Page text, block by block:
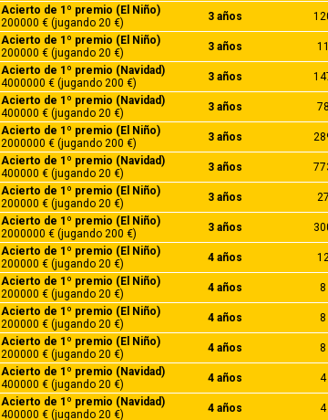
Acierto de 1º premio (El Niño)
200000 € (jugando 20 €)
3 años
Acierto de 1º premio (El Niño)
200000 € (jugando 20 €)
3 años 11
Acierto de 1º premio (Navidad)
4000000 € (jugando 200 €)
3 años
Acierto de 1º premio (Navidad)
400000 € (jugando 20 €)
3 años 78
Acierto de 1º premio (El Niño)
2000000 € (jugando 200 €)
3 años
Acierto de 1º premio (Navidad)
400000 € (jugando 20 €)
3 años
Acierto de 1º premio (El Niño)
200000 € (jugando 20 €)
3 años 27
Acierto de 1º premio (El Niño)
2000000 € (jugando 200 €)
3 años
Acierto de 1º premio (El Niño)
200000 € (jugando 20 €)
4 años 12
Acierto de 1º premio (El Niño)
200000 € (jugando 20 €)
4 años 8
Acierto de 1º premio (El Niño)
200000 € (jugando 20 €)
4 años 8
Acierto de 1º premio (El Niño)
200000 € (jugando 20 €)
4 años 8
Acierto de 1º premio (Navidad)
400000 € (jugando 20 €)
4 años 4
Acierto de 1º premio (Navidad)
400000 € (jugando 20 €)
4 años 4